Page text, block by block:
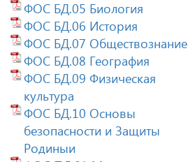
ФОС БД.05 Биология
ФОС БД.06 История
ФОС БД.07 Обществознание
ФОС БД.08 География
ФОС БД.09 Физическая
культура
ФОС БД.10 Основы
безопасности и Защиты
Родиныи